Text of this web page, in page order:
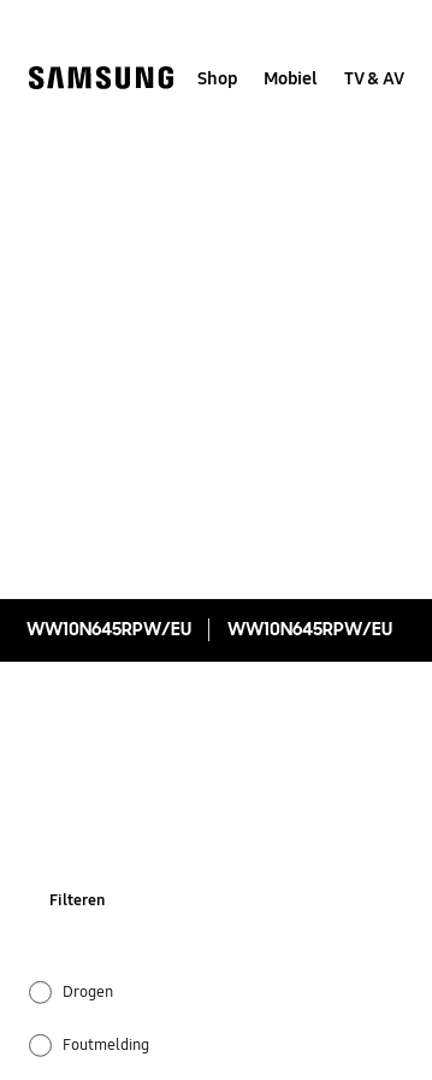
Shop Mobiel TV & AV
WW10N645RPW/EU WW10N645RPW/EU
Filteren
Drogen
Foutmelding